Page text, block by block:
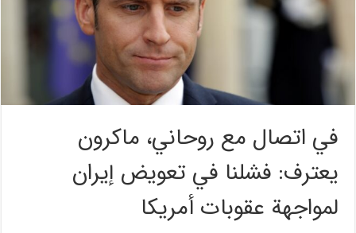
في اتصال مع روحاني، ماكرون
يعترف: فشلنا في تعويض إيران
لمواجهة عقوبات أمريكا